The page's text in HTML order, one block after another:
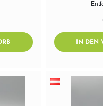
ADDTOCART IN DEN